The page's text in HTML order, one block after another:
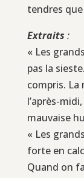
tendres
Extraits :
« Les
pas la
compris. La
l’après-
mauvaise
« Les
forte en
Quand on